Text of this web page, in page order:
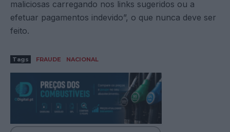
maliciosas carregando nos links sugeridos ou a
efetuar pagamentos indevido”, o que nunca deve ser
feito.
Tags FRAUDE NACIONAL